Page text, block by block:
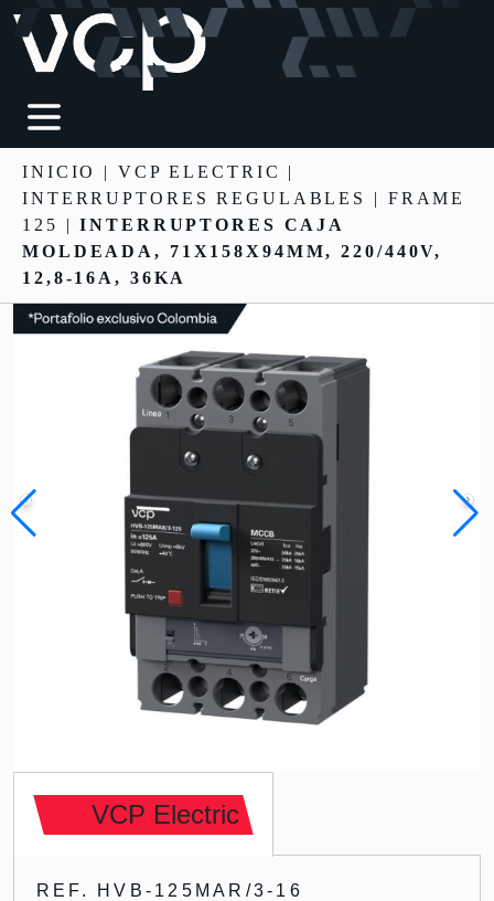
INICIO | VCP ELECTRIC
|
INTERRUPTORES REGULABLES
| FRAME
125 |INTERRUPTORES CAJA
MOLDEADA, 71X158X94MM, 220/440V,
12,8-16A, 36KA
VCP Electric
REF. HVB-125MAR/3-16